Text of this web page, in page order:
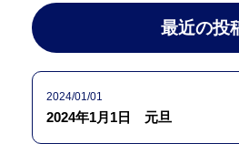
最近の投
2024/01/01
2024年1月1日 元旦